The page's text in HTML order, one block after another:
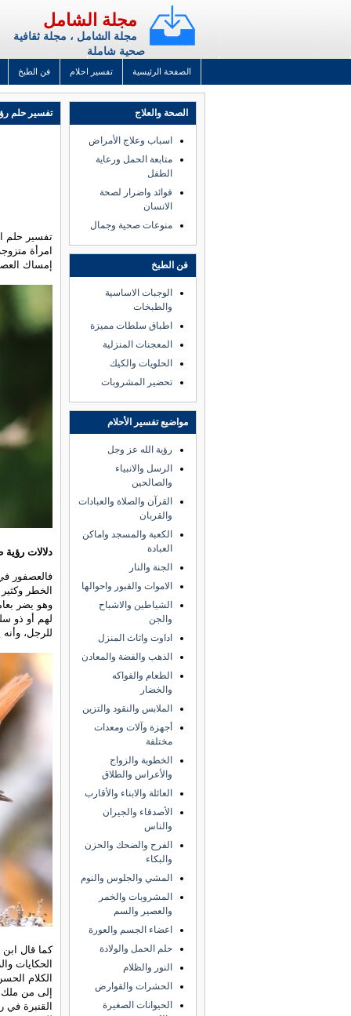
مجلة الشامل
مجلة الشامل ، مجلة ثقافية
صحية شاملة
الصفحة الرئيسية تفسير احلام فن الطبخ
تفسير حلم
تفسير حلم
امرأة
إمساك
دلالات
فالعصفور
الخطر
وهو يضر
لهم أو ذو
للرجل،
كما قال
الحكايات
الكلام
إلى من ملك
القنبرة
الصحة والعلاج
اسباب وعلاج الأمراض
متابعة الحمل ورعاية
الطفل
فوائد واضرار لصحة
الانسان
منوعات صحية وجمال
فن الطبخ
الوجبات الاساسية
والطبخات
اطباق سلطات مميزة
المعجنات المنزلية
الحلويات والكيك
تحضير المشروبات
مواضيع تفسير الأحلام
رؤية الله عز وجل
الرسل والانبياء
والصالحين
القرآن والصلاة والعبادات
والقربان
الكعبة والمسجد واماكن
العبادة
الجنة والنار
الاموات والقبور واحوالها
الشياطين والاشباح
والجن
اداوت واثاث المنزل
الذهب والفضة والمعادن
الطعام والفواكه
والخضار
الملابس والنقود والتزين
أجهزة وآلات ومعدات
مختلفة
الخطوبة والزواج
والأعراس والطلاق
العائلة والابناء والأقارب
الأصدقاء والجيران
والناس
الفرح والضحك والحزن
والبكاء
المشي والجلوس والنوم
المشروبات والخمر
والعصير والسم
اعضاء الجسم والعورة
حلم الحمل والولادة
النور والظلام
الحشرات والقوارض
الحيوانات الصغيرة